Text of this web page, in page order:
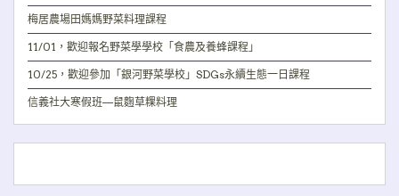
梅居農場田媽媽野菜料理課程
11/01，歡迎報名野菜學學校「食農及養蜂課程」
10/25，歡迎參加「銀河野菜學校」SDGs永續生態一日課程
信義社大寒假班—鼠麴草粿料理